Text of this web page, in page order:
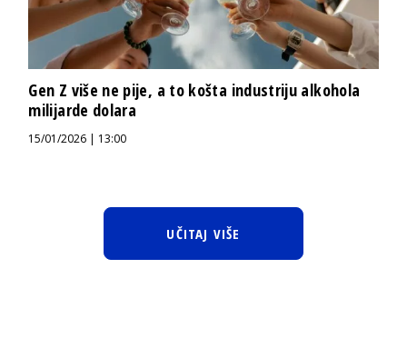
Gen Z više ne pije, a to košta industriju alkohola
milijarde dolara
15/01/2026 | 13:00
UČITAJ VIŠE